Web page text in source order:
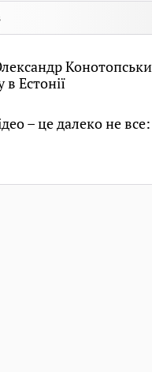
Естонії
– це далеко не